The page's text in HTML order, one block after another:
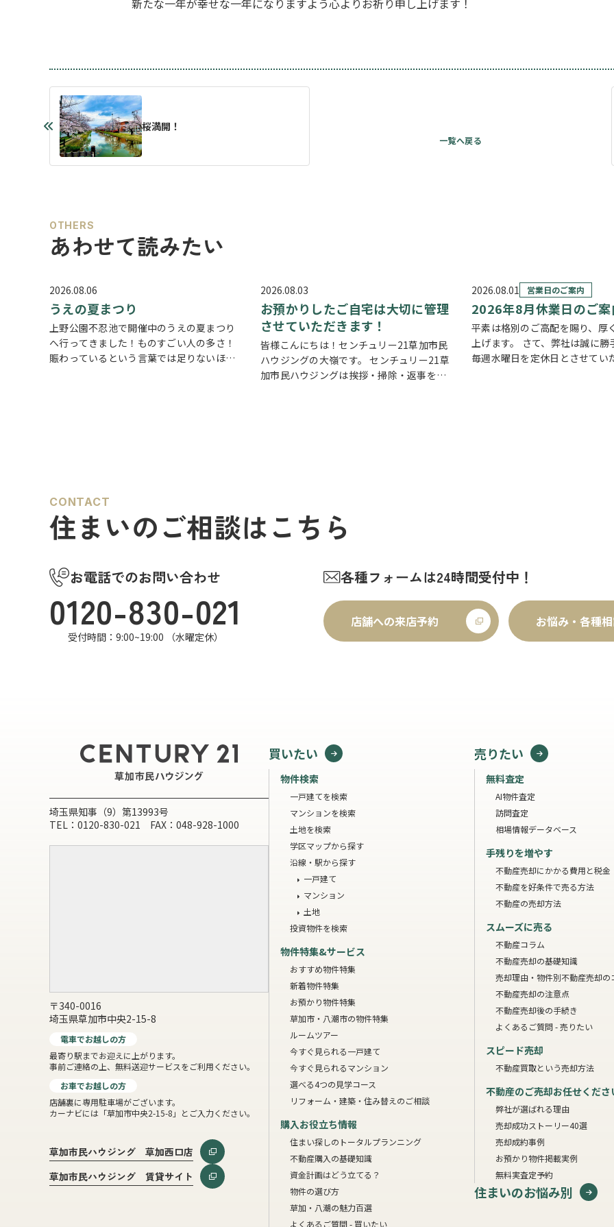
新たな一年が幸せな一年になりますよう心よりお祈り申し上げます！
桜満開！
OTHERS
あわせて読みたい
2026.08.06
うえの夏まつり
上野公園不忍池で開催中のうえの夏まつり
へ行ってきました！ものすごい人の多さ！
賑わっているという言葉では足りないほど
2026.08.03
お預かりしたご自宅は大切に管理
させていただきます！
皆様こんにちは！センチュリー21草加市民
ハウジングの大嶺です。 センチュリー21草
加市民ハウジングは挨拶・掃除・返事を大
2026.08.01 営業日のご案内
2026年8月休業日のご案
平素は格別のご高配を賜り、厚
上げます。 さて、弊社は誠に勝
毎週水曜日を定休日とさせてい
CONTACT
住まいのご相談はこちら
お電話でのお問い合わせ
0120-830-021
受付時間：9:00~19:00 （水曜定休）
各種フォームは24時間受付中！
店舗への来店予約 お悩み・各種
埼玉県知事（9）第13993号
TEL：0120-830-021 FAX：048-928-1000
〒340-0016
埼玉県草加市中央2-15-8
電車でお越しの方
最寄り駅までお迎えに上がります。
事前ご連絡の上、無料送迎サービスをご利用ください。
お車でお越しの方
店舗裏に専用駐車場がございます。
カーナビには「草加市中央2-15-8」とご入力ください。
草加市民ハウジング 草加西口店
草加市民ハウジング 賃貸サイト
買いたい
物件検索
一戸建てを検索
マンションを検索
土地を検索
学区マップから探す
沿線・駅から探す
一戸建て
マンション
土地
投資物件を検索
物件特集&サービス
おすすめ物件特集
新着物件特集
お預かり物件特集
草加市・八潮市の物件特集
ルームツアー
今すぐ見られる一戸建て
今すぐ見られるマンション
選べる4つの見学コース
リフォーム・建築・住み替えのご相談
購入お役立ち情報
住まい探しのトータルプランニング
不動産購入の基礎知識
資金計画はどう立てる？
物件の選び方
草加・八潮の魅力百選
よくあるご質問 - 買いたい
売りたい
無料査定
AI物件査定
訪問査定
相場情報データベース
手残りを増やす
不動産売却にかかる費用と税金
不動産を好条件で売る方法
不動産の売却方法
スムーズに売る
不動産コラム
不動産売却の基礎知識
売却理由・物件別不動産売却の
不動産売却の注意点
不動産売却後の手続き
よくあるご質問 - 売りたい
スピード売却
不動産買取という売却方法
不動産のご売却お任せくださ
弊社が選ばれる理由
売却成功ストーリー40選
売却成約事例
お預かり物件掲載実例
無料実査定予約
住まいのお悩み別